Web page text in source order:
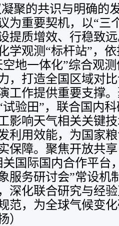
聚的共识与明确的
为重要契机，以“三
提质增效、行稳致
学观测“标杆站”，
空地一体化”综合观
，打造全国区域对
工作提供重要支撑
试验田”，联合国内
影响天气相关关键
利用效能，为国家
保障。聚焦开放共
关国际国内合作平台
服务研讨会”常设机
深化联合研究与经
范，为全球气候变
）